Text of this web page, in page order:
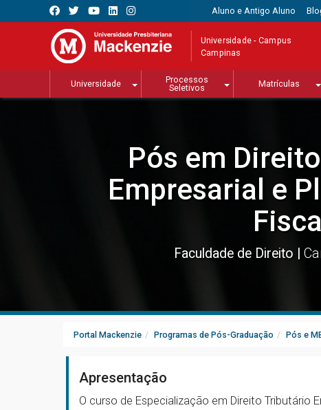
Aluno e Antigo Aluno
Universidade - Campus
Campinas
Universidade
Processos
Seletivos
Matrículas
Pós em
Empresarial e
Fiscal
Faculdade de Direito
Portal Mackenzie Programas de Pós-Graduação Pós e
Apresentação
O curso de Especialização em Direito Tributário